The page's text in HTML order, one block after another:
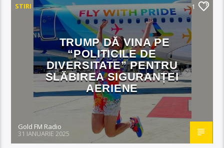
STIRI 1
TRUMP DĂ VINA PE
“POLITICILE DE
DIVERSITATE” PENTRU
SLĂBIREA SIGURANȚEI
AERIENE
Gold FM Radio
31 IANUARIE 2025